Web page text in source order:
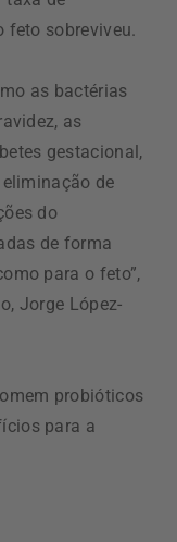
feto sobreviveu.
as bactérias
as
gestacional,
de
do
de forma
para o feto”,
Jorge López-
probióticos
para a